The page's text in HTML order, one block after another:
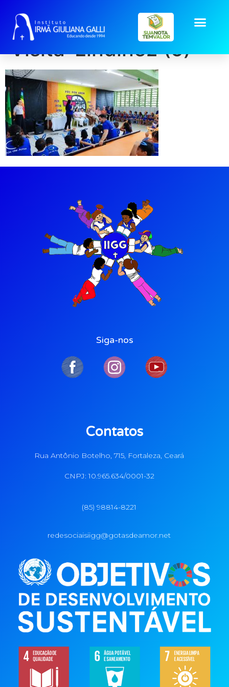
galeria2026-abr-
Visita-Lindinez (5)
Siga-nos
Contatos
Rua Antônio Botelho, 715, Fortaleza, Ceará
CNPJ: 10.965.634/0001-32
(85) 98814-8221
redesociaisiigg@gotasdeamor.net